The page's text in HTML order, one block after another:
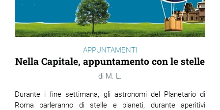
APPUNTAMENTI
Nella Capitale, appuntamento con le stelle
M. L.
Durante i fine settimana, gli astronomi del Planetario di
Roma parleranno di stelle e pianeti, durante aperitivi